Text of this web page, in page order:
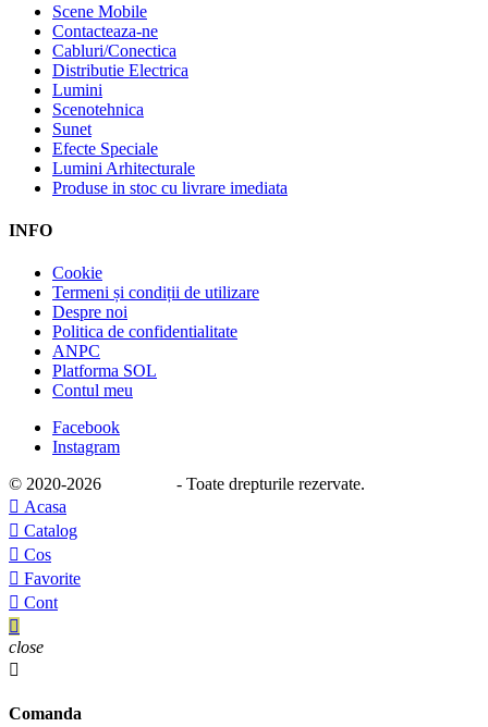
Scene Mobile
Contacteaza-ne
Cabluri/Conectica
Distributie Electrica
Lumini
Scenotehnica
Sunet
Efecte Speciale
Lumini Arhitecturale
Produse in stoc cu livrare imediata
INFO
Cookie
Termeni și condiții de utilizare
Despre noi
Politica de confidentialitate
ANPC
Platforma SOL
Contul meu
Facebook
Instagram
© 2020-2026
- Toate drepturile rezervate.
 Acasa
 Catalog
 Cos
 Favorite
 Cont

close

Comanda